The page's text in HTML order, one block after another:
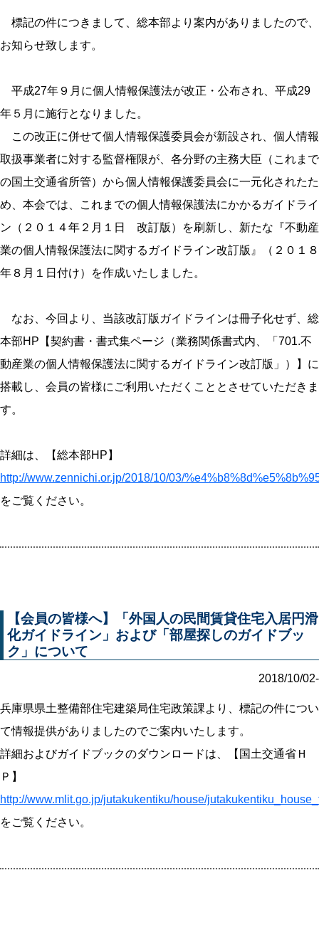
標記の件につきまして、総本部より案内がありましたので、
お知らせ致します。
平成27年９月に個人情報保護法が改正・公布され、平成29
年５月に施行となりました。
この改正に併せて個人情報保護委員会が新設され、個人情報
取扱事業者に対する監督権限が、各分野の主務大臣（これまで
の国土交通省所管）から個人情報保護委員会に一元化されたた
め、本会では、これまでの個人情報保護法にかかるガイドライ
ン（２０１４年２月１日 改訂版）を刷新し、新たな『不動産
業の個人情報保護法に関するガイドライン改訂版』（２０１８
年８月１日付け）を作成いたしました。
なお、今回より、当該改訂版ガイドラインは冊子化せず、総
本部HP【契約書・書式集ページ（業務関係書式内、「701.不
動産業の個人情報保護法に関するガイドライン改訂版」）】に
搭載し、会員の皆様にご利用いただくこととさせていただきま
す。
詳細は、【総本部HP】
http://www.zennichi.or.jp/2018/10/03/
をご覧ください。
【会員の皆様へ】「外国人の民間賃貸住宅入居円滑
化ガイドライン」および「部屋探しのガイドブッ
ク」について
2018/10/02-
兵庫県県土整備部住宅建築局住宅政策課より、標記の件につい
て情報提供がありましたのでご案内いたします。
詳細およびガイドブックのダウンロードは、【国土交通省Ｈ
Ｐ】
http://www.mlit.go.jp/jutakukentiku/house/
をご覧ください。